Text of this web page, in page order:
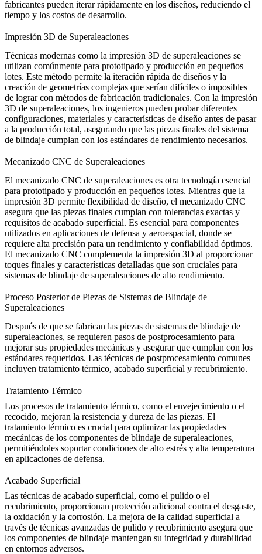
fabricantes pueden iterar rápidamente en los diseños, reduciendo el
tiempo y los costos de desarrollo.
Impresión 3D de Superaleaciones
Técnicas modernas como la impresión 3D de superaleaciones se
utilizan comúnmente para prototipado y producción en pequeños
lotes. Este método permite la iteración rápida de diseños y la
creación de geometrías complejas que serían difíciles o imposibles
de lograr con métodos de fabricación tradicionales. Con la impresión
3D de superaleaciones, los ingenieros pueden probar diferentes
configuraciones, materiales y características de diseño antes de pasar
a la producción total, asegurando que las piezas finales del sistema
de blindaje cumplan con los estándares de rendimiento necesarios.
Mecanizado CNC de Superaleaciones
El mecanizado CNC de superaleaciones es otra tecnología esencial
para prototipado y producción en pequeños lotes. Mientras que la
impresión 3D permite flexibilidad de diseño, el mecanizado CNC
asegura que las piezas finales cumplan con tolerancias exactas y
requisitos de acabado superficial. Es esencial para componentes
utilizados en aplicaciones de defensa y aeroespacial, donde se
requiere alta precisión para un rendimiento y confiabilidad óptimos.
El mecanizado CNC complementa la impresión 3D al proporcionar
toques finales y características detalladas que son cruciales para
sistemas de blindaje de superaleaciones de alto rendimiento.
Proceso Posterior de Piezas de Sistemas de Blindaje de
Superaleaciones
Después de que se fabrican las piezas de sistemas de blindaje de
superaleaciones, se requieren pasos de postprocesamiento para
mejorar sus propiedades mecánicas y asegurar que cumplan con los
estándares requeridos. Las técnicas de postprocesamiento comunes
incluyen tratamiento térmico, acabado superficial y recubrimiento.
Tratamiento Térmico
Los procesos de tratamiento térmico, como el envejecimiento o el
recocido, mejoran la resistencia y dureza de las piezas. El
tratamiento térmico es crucial para optimizar las propiedades
mecánicas de los componentes de blindaje de superaleaciones,
permitiéndoles soportar condiciones de alto estrés y alta temperatura
en aplicaciones de defensa.
Acabado Superficial
Las técnicas de acabado superficial, como el pulido o el
recubrimiento, proporcionan protección adicional contra el desgaste,
la oxidación y la corrosión. La mejora de la calidad superficial a
través de técnicas avanzadas de pulido y recubrimiento asegura que
los componentes de blindaje mantengan su integridad y durabilidad
en entornos adversos.